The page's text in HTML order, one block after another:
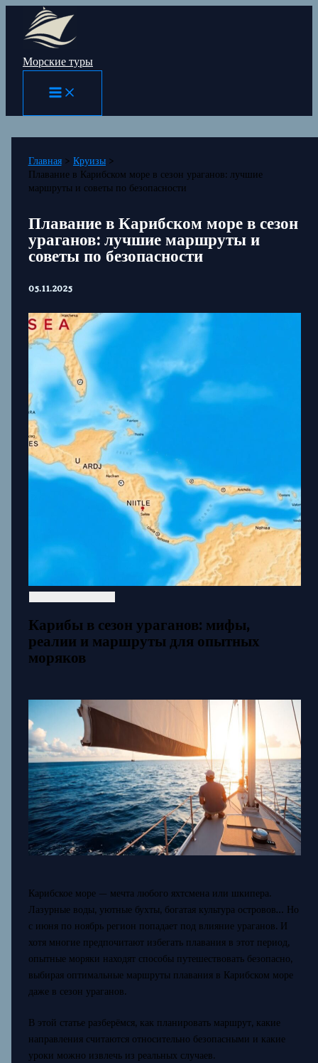
Перейти
содержимому
Морские туры
Главная
Круизы
Плавание в Карибском море в сезон ураганов: лучшие
маршруты и советы по безопасности
Плавание в Карибском море в сезон
ураганов: лучшие маршруты и
советы по безопасности
05.11.2025
Карибы в сезон ураганов: мифы,
реалии и маршруты для опытных
моряков
Карибское море — мечта любого яхтсмена или шкипера.
Лазурные воды, уютные бухты, богатая культура островов… Но
с июня по ноябрь регион попадает под влияние ураганов. И
хотя многие предпочитают избегать плавания в этот период,
опытные моряки находят способы путешествовать безопасно,
выбирая оптимальные маршруты плавания в Карибском море
даже в сезон ураганов.
В этой статье разберёмся, как планировать маршрут, какие
направления считаются относительно безопасными и какие
уроки можно извлечь из реальных случаев.